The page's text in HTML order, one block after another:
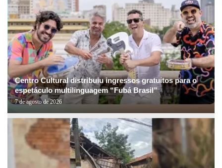
Centro Cultural distribuiu ingressos gratuitos para o
espetáculo multilinguagem “Fubá Brasil”
7 de agosto de 2026